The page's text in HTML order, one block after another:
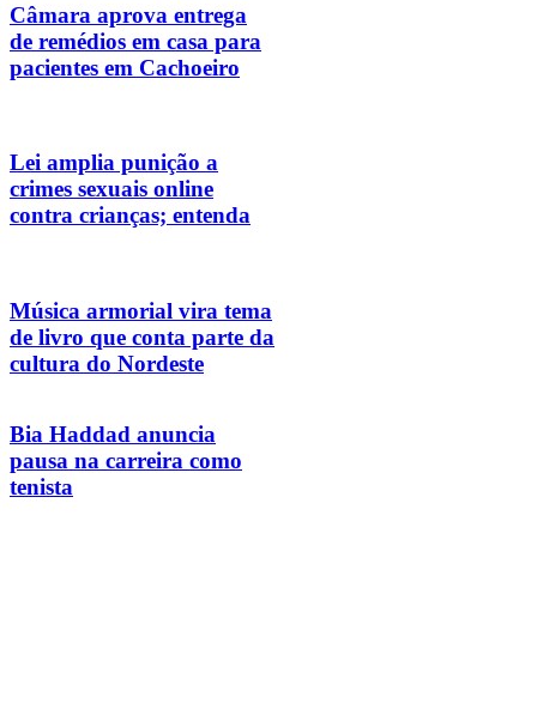
Câmara aprova entrega
de remédios em casa para
pacientes em Cachoeiro
Lei amplia punição a
crimes sexuais online
contra crianças; entenda
Música armorial vira tema
de livro que conta parte da
cultura do Nordeste
Bia Haddad anuncia
pausa na carreira como
tenista